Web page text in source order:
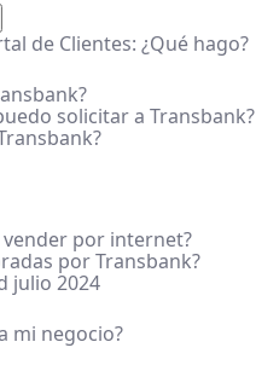
de Clientes: ¿Qué hago?
solicitar a Transbank?
por internet?
por Transbank?
julio 2024
mi negocio?